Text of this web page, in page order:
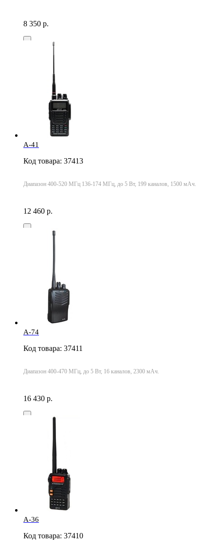
8 350 р.
A-41
Код товара: 37413
Диапазон 400-520 МГц 136-174 МГц, до 5 Вт, 199 каналов, 1500 мАч.
12 460 р.
A-74
Код товара: 37411
Диапазон 400-470 МГц, до 5 Вт, 16 каналов, 2300 мАч.
16 430 р.
A-36
Код товара: 37410